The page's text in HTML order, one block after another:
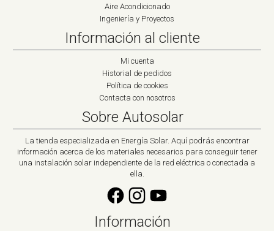
Aire Acondicionado
Ingeniería y Proyectos
Información al cliente
Mi cuenta
Historial de pedidos
Política de cookies
Contacta con nosotros
Sobre Autosolar
La tienda especializada en Energía Solar. Aquí podrás encontrar
información acerca de los materiales necesarios para conseguir tener
una instalación solar independiente de la red eléctrica o conectada a
ella.
Información